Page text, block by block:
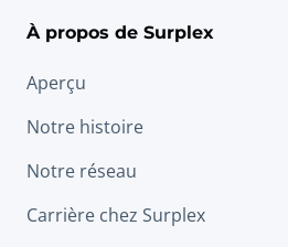
À propos de Surplex
Aperçu
Notre histoire
Notre réseau
Carrière chez Surplex